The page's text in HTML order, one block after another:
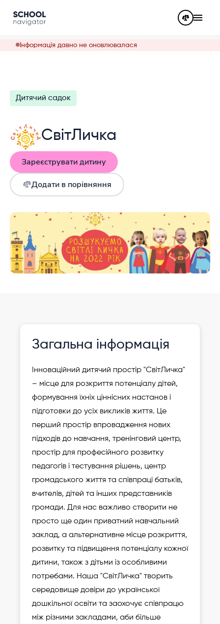
Інформація давно не оновлювалася
Дитячий садок
СвітЛичка
Зареєструвати дитину
Додати в порівняння
Зареєструвати
дитину
Загальна інформація
Інноваційний дитячий простір "СвітЛичка"
– місце для розкриття потенціалу дітей,
формування їхніх ціннісних настанов і
підготовки до усіх викликів життя. Це
перший простір впровадження нових
підходів до навчання, тренінговий центр,
простір для професійного розвитку
педагогів і тестування рішень, центр
громадського життя та співпраці батьків,
вчителів, дітей та інших представників
громади. Для нас важливо створити не
просто ще один приватний навчальний
заклад, а альтернативне місце розкриття,
розвитку та підвищення потенціалу кожної
дитини, також з дітьми із особливими
потребами. Наша "СвітЛичка" творить
середовище довіри до української
дошкільної освіти та заохочує співпрацю
між різними закладами, аби більше